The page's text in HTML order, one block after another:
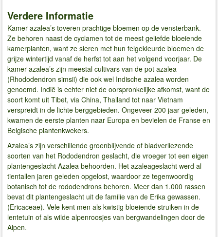
Verdere Informatie
Kamer azalea’s toveren prachtige bloemen op de vensterbank.
Ze behoren naast de cyclamen tot de meest geliefde bloeiende
kamerplanten, want ze sieren met hun felgekleurde bloemen de
grijze wintertijd vanaf de herfst tot aan het volgend voorjaar. De
kamer azalea’s zijn meestal cultivars van de pot azalea
(Rhododendron simsii) die ook wel Indische azalea worden
genoemd. Indië is echter niet de oorspronkelijke afkomst, want de
soort komt uit Tibet, via China, Thailand tot naar Vietnam
verspreidt in de lichte berggebieden. Ongeveer 200 jaar geleden,
kwamen de eerste planten naar Europa en bevielen de Franse en
Belgische plantenkwekers.
Azalea’s zijn verschillende groenblijvende of bladverliezende
soorten van het Rododendron geslacht, die vroeger tot een eigen
plantengeslacht Azalea behoorden. Het azaleageslacht werd al
tientallen jaren geleden opgelost, waardoor ze tegenwoordig
botanisch tot de rododendrons behoren. Meer dan 1.000 rassen
bevat dit plantengeslacht uit de familie van de Erika gewassen.
(Ericaceae). Vele kent men als kwistig bloeiende struiken in de
lentetuin of als wilde alpenroosjes van bergwandelingen door de
Alpen.